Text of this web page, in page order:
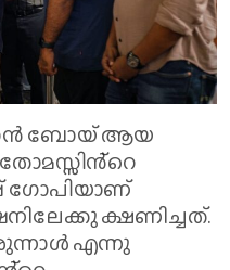
ബോയ് ആയ
ഗോപിയാണ്
ക്ഷണിച്ചത്.
എന്നു